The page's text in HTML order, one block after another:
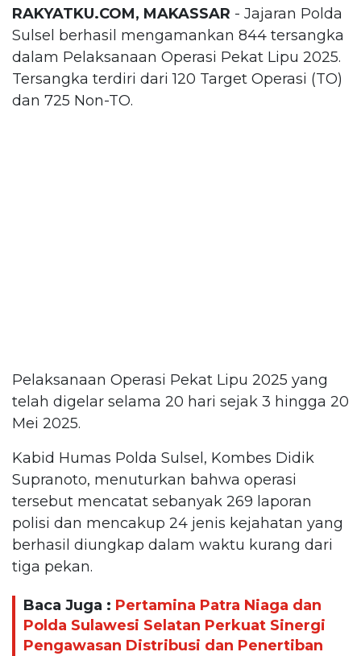
RAKYATKU.COM, MAKASSAR - Jajaran Polda
Sulsel berhasil mengamankan 844 tersangka
dalam Pelaksanaan Operasi Pekat Lipu 2025.
Tersangka terdiri dari 120 Target Operasi (TO)
dan 725 Non-TO.
Pelaksanaan Operasi Pekat Lipu 2025 yang
telah digelar selama 20 hari sejak 3 hingga 20
Mei 2025.
Kabid Humas Polda Sulsel, Kombes Didik
Supranoto, menuturkan bahwa operasi
tersebut mencatat sebanyak 269 laporan
polisi dan mencakup 24 jenis kejahatan yang
berhasil diungkap dalam waktu kurang dari
tiga pekan.
Baca Juga : Pertamina Patra Niaga dan
Polda Sulawesi Selatan Perkuat Sinergi
Pengawasan Distribusi dan Penertiban